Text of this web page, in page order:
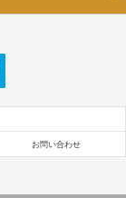
お問い合わせ